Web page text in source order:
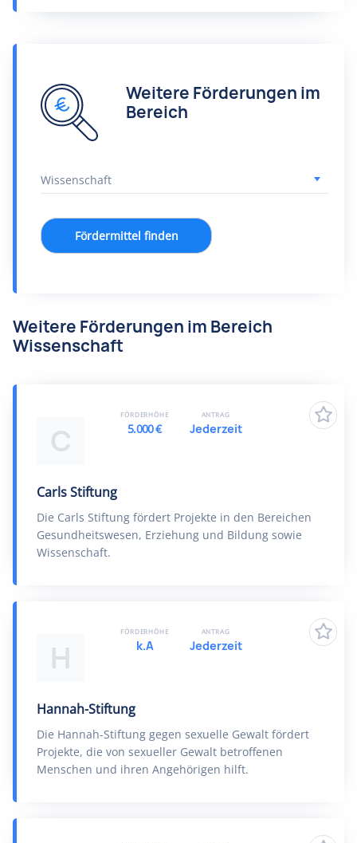
Weitere Förderungen im
Bereich
Fördermittel finden
Weitere Förderungen im Bereich
Wissenschaft
C
Carls Stiftung
Die Carls Stiftung fördert Projekte in den Bereichen
Gesundheitswesen, Erziehung und Bildung sowie
Wissenschaft.
FÖRDERHÖHE
5.000 €
ANTRAG
Jederzeit
H
Hannah-Stiftung
Die Hannah-Stiftung gegen sexuelle Gewalt fördert
Projekte, die von sexueller Gewalt betroffenen
Menschen und ihren Angehörigen hilft.
FÖRDERHÖHE
k.A
ANTRAG
Jederzeit